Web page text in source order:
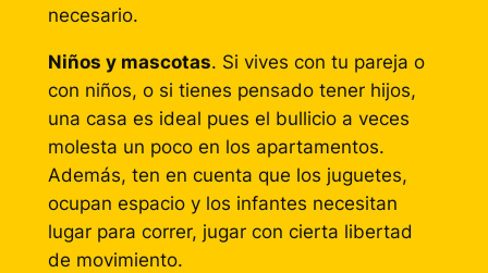
necesario.
Niños y mascotas. Si vives con tu pareja o
con niños, o si tienes pensado tener hijos,
una casa es ideal pues el bullicio a veces
molesta un poco en los apartamentos.
Además, ten en cuenta que los juguetes,
ocupan espacio y los infantes necesitan
lugar para correr, jugar con cierta libertad
de movimiento.